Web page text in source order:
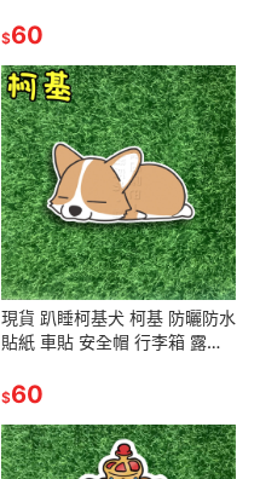
SA227
$60
現貨 趴睡柯基犬 柯基 防曬防水
貼紙 車貼 安全帽 行李箱 露營
$60